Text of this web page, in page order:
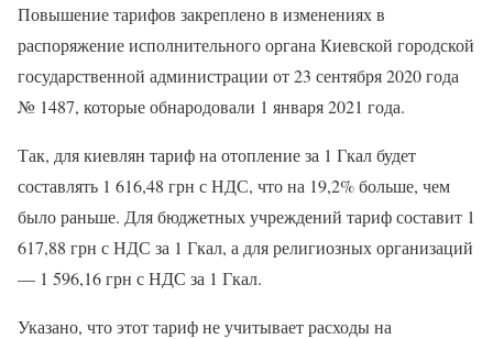
Повышение тарифов закреплено в изменениях в
распоряжение исполнительного органа Киевской городской
государственной администрации от 23 сентября 2020 года
№ 1487, которые обнародовали 1 января 2021 года.
Так, для киевлян тариф на отопление за 1 Гкал будет
составлять 1 616,48 грн с НДС, что на 19,2% больше, чем
было раньше. Для бюджетных учреждений тариф составит 1
617,88 грн с НДС за 1 Гкал, а для религиозных организаций
— 1 596,16 грн с НДС за 1 Гкал.
Указано, что этот тариф не учитывает расходы на